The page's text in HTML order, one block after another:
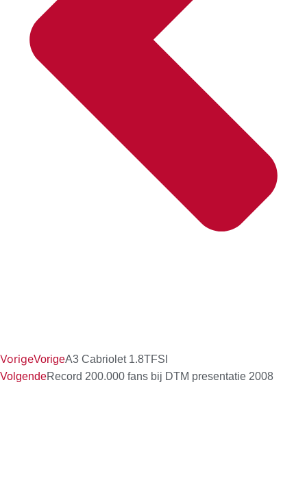
VorigeVorigeA3 Cabriolet 1.8TFSI
VolgendeRecord 200.000 fans bij DTM presentatie 2008